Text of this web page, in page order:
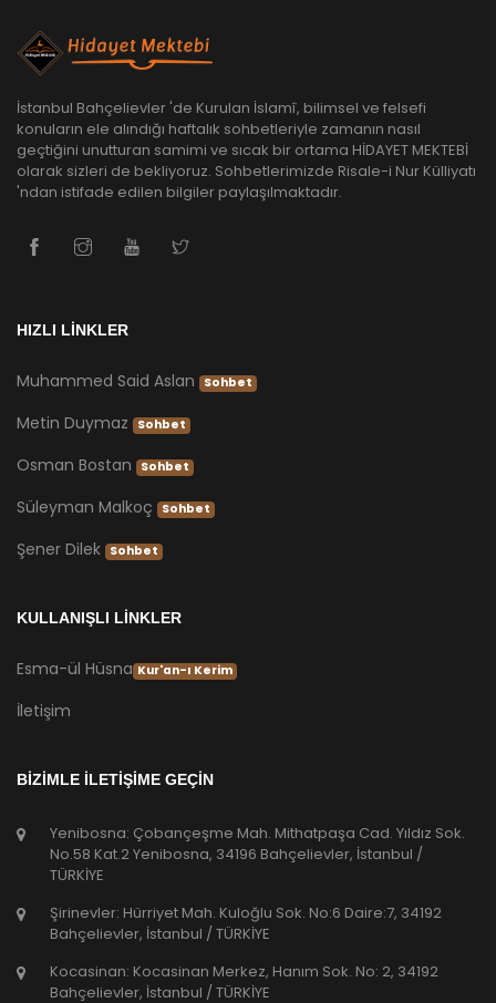
İstanbul Bahçelievler 'de Kurulan İslamî, bilimsel ve felsefi
konuların ele alındığı haftalık sohbetleriyle zamanın nasıl
geçtiğini unutturan samimi ve sıcak bir ortama HİDAYET MEKTEBİ
olarak sizleri de bekliyoruz. Sohbetlerimizde Risale-i Nur Külliyatı
'ndan istifade edilen bilgiler paylaşılmaktadır.
HIZLI LİNKLER
Muhammed Said Aslan Sohbet
Metin Duymaz Sohbet
Osman Bostan Sohbet
Süleyman Malkoç Sohbet
Şener Dilek Sohbet
KULLANIŞLI LİNKLER
Esma-ül Hüsna Kur'an-ı Kerim
İletişim
BİZİMLE İLETİŞİME GEÇİN
Yenibosna: Çobançeşme Mah. Mithatpaşa Cad. Yıldız Sok.
No.58 Kat.2 Yenibosna, 34196 Bahçelievler, İstanbul /
TÜRKİYE
Şirinevler: Hürriyet Mah. Kuloğlu Sok. No:6 Daire:7, 34192
Bahçelievler, İstanbul / TÜRKİYE
Kocasinan: Kocasinan Merkez, Hanım Sok. No: 2, 34192
Bahçelievler, İstanbul / TÜRKİYE